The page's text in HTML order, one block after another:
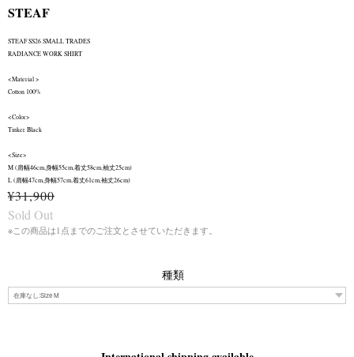
STEAF
STEAF SS26 SMALL TRADES
RADIANCE WORK SHIRT
<Material >
Cotton 100%
<Color>
Tinker Black
<Size>
M (肩幅46cm,身幅55cm,着丈58cm,袖丈25cm)
L (肩幅47cm,身幅57cm,着丈61cm,袖丈26cm)
¥31,900
Sold Out
※この商品は1点までのご注文とさせていただきます。
種類